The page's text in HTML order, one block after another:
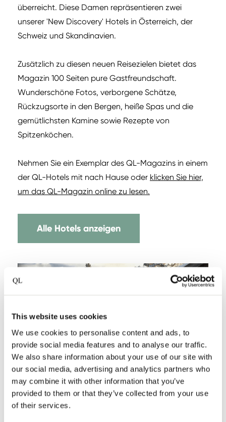
This website uses cookies
We use cookies to personalise content and ads, to
provide social media features and to analyse our traffic.
We also share information about your use of our site with
our social media, advertising and analytics partners who
may combine it with other information that you’ve
provided to them or that they’ve collected from your use
of their services.
überreicht. Diese Damen repräsentieren zwei
unserer 'New Discovery' Hotels in Österreich, der
Schweiz und Skandinavien.
Zusätzlich zu diesen neuen Reisezielen bietet das
Magazin 100 Seiten pure Gastfreundschaft.
Wunderschöne Fotos, verborgene Schätze,
Rückzugsorte in den Bergen, heiße Spas und die
gemütlichsten Kamine sowie Rezepte von
Spitzenköchen.
Nehmen Sie ein Exemplar des QL-Magazins in einem
der QL-Hotels mit nach Hause oder klicken Sie hier,
um das QL-Magazin online zu lesen.
Alle Hotels anzeigen